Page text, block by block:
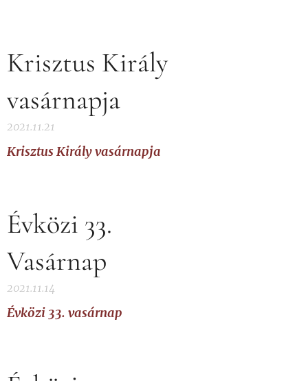
Krisztus Király
vasárnapja
2021.11.21
Krisztus Király vasárnapja
Évközi 33.
Vasárnap
2021.11.14
Évközi 33. vasárnap